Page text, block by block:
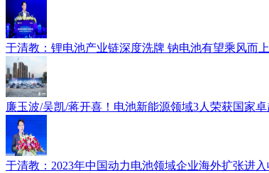
于清教：锂电池产业链深度洗牌 钠电池有望乘风而上
廉玉波/吴凯/蒋开喜！电池新能源领域3人荣获国家卓
于清教：2023年中国动力电池领域企业海外扩张进